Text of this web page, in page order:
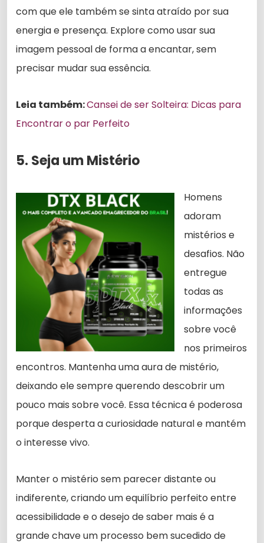
com que ele também se sinta atraído por sua
energia e presença. Explore como usar sua
imagem pessoal de forma a encantar, sem
precisar mudar sua essência.
Leia também:Cansei de ser Solteira: Dicas para
Encontrar o par Perfeito
5. Seja um Mistério
Homens
adoram
mistérios e
desafios. Não
entregue
todas as
informações
sobre você
nos primeiros
encontros. Mantenha uma aura de mistério,
deixando ele sempre querendo descobrir um
pouco mais sobre você. Essa técnica é poderosa
porque desperta a curiosidade natural e mantém
o interesse vivo.
Manter o mistério sem parecer distante ou
indiferente, criando um equilíbrio perfeito entre
acessibilidade e o desejo de saber mais é a
grande chave um processo bem sucedido de